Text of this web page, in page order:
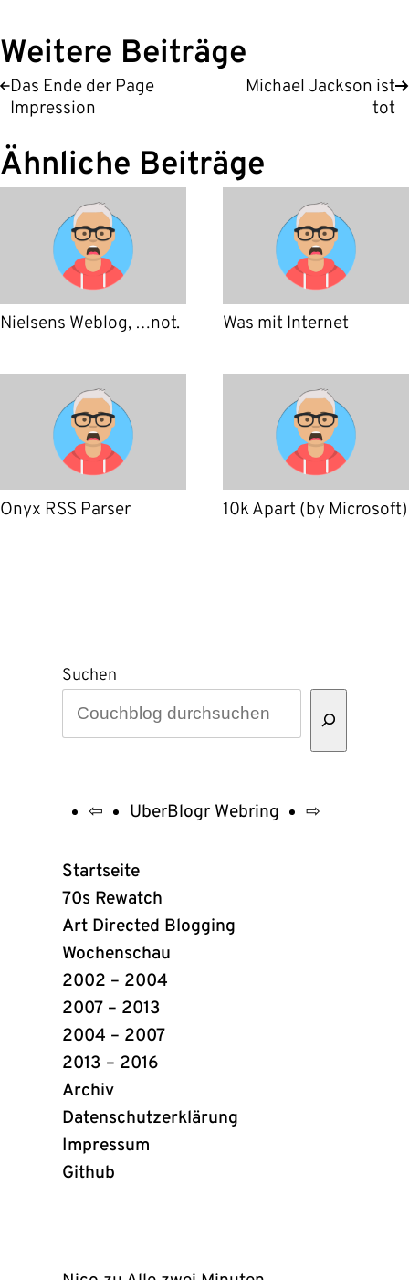
Weitere Beiträge
Das Ende der Page
Impression
Michael Jackson ist
tot
Ähnliche Beiträge
Nielsens Weblog, …not. Was mit Internet
Onyx RSS Parser 10k Apart (by Microsoft)
Suchen
UberBlogr
Webring
Links
⇦ UberBlogr Webring ⇨
Startseite
70s Rewatch
Art Directed Blogging
Wochenschau
2002 – 2004
2007 – 2013
2004 – 2007
2013 – 2016
Archiv
Datenschutzerklärung
Impressum
Github